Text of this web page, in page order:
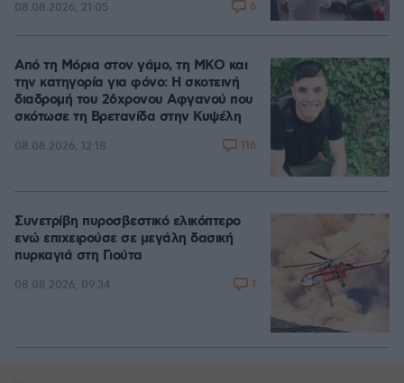
08.08.2026, 21:05 6
Από τη Μόρια στον γάμο, τη ΜΚΟ και
την κατηγορία για φόνο: Η σκοτεινή
διαδρομή του 26χρονου Αφγανού που
σκότωσε τη Βρετανίδα στην Κυψέλη
08.08.2026, 12:18 116
Συνετρίβη πυροσβεστικό ελικόπτερο
ενώ επιχειρούσε σε μεγάλη δασική
πυρκαγιά στη Γιούτα
08.08.2026, 09:34 1